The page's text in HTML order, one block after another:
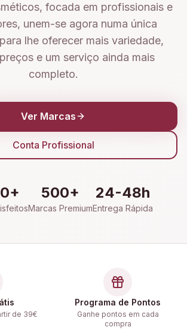
focada em profissionais e
unem-se agora numa única
lhe oferecer mais variedade,
e um serviço ainda mais
completo.
Ver Marcas
Conta Profissional
500+
Marcas Premium
24-48h
Entrega Rápida
de 39€
Programa de Pontos
Ganhe pontos em cada
compra